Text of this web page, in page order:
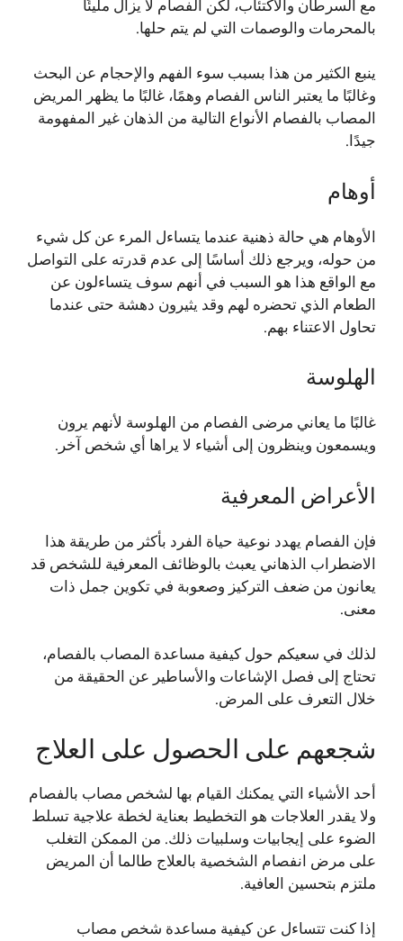
مع السرطان والاكتئاب، لكن الفصام لا يزال مليئًا
بالمحرمات والوصمات التي لم يتم حلها.
ينبع الكثير من هذا بسبب سوء الفهم والإحجام عن البحث
وغالبًا ما يعتبر الناس الفصام وهمًا، غالبًا ما يظهر المريض
المصاب بالفصام الأنواع التالية من الذهان غير المفهومة
جيدًا.
أوهام
الأوهام هي حالة ذهنية عندما يتساءل المرء عن كل شيء
من حوله، ويرجع ذلك أساسًا إلى عدم قدرته على التواصل
مع الواقع هذا هو السبب في أنهم سوف يتساءلون عن
الطعام الذي تحضره لهم وقد يثيرون دهشة حتى عندما
تحاول الاعتناء بهم.
الهلوسة
غالبًا ما يعاني مرضى الفصام من الهلوسة لأنهم يرون
ويسمعون وينظرون إلى أشياء لا يراها أي شخص آخر.
الأعراض المعرفية
فإن الفصام يهدد نوعية حياة الفرد بأكثر من طريقة هذا
الاضطراب الذهاني يعبث بالوظائف المعرفية للشخص قد
يعانون من ضعف التركيز وصعوبة في تكوين جمل ذات
معنى.
لذلك في سعيكم حول كيفية مساعدة المصاب بالفصام،
تحتاج إلى فصل الإشاعات والأساطير عن الحقيقة من
خلال التعرف على المرض.
شجعهم على الحصول على العلاج
أحد الأشياء التي يمكنك القيام بها لشخص مصاب بالفصام
ولا يقدر العلاجات هو التخطيط بعناية لخطة علاجية تسلط
الضوء على إيجابيات وسلبيات ذلك. من الممكن التغلب
على مرض انفصام الشخصية بالعلاج طالما أن المريض
ملتزم بتحسين العافية.
إذا كنت تتساءل عن كيفية مساعدة شخص مصاب